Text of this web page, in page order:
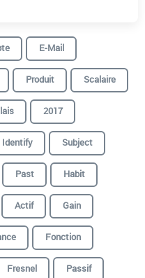
E-Mail
Produit
Scalaire
2017
Identify
Subject
Past
Habit
Actif
Gain
Fonction
Fresnel
Passif